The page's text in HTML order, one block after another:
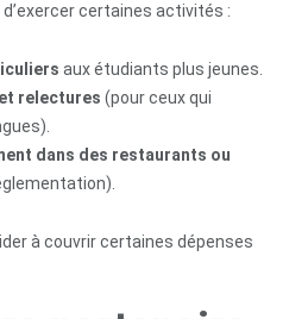
certaines activités :
aux étudiants plus jeunes.
relectures (pour ceux qui
dans des restaurants ou
à couvrir certaines dépenses